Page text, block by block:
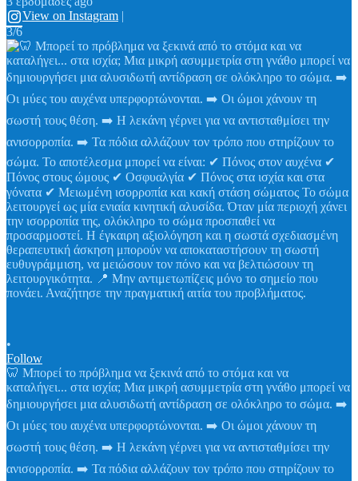
View on Instagram |
3/6
•
Follow
🦷 Μπορεί το πρόβλημα να ξεκινά από το στόμα και να
καταλήγει... στα ισχία; Μια μικρή ασυμμετρία στη γνάθο μπορεί να
δημιουργήσει μια αλυσιδωτή αντίδραση σε ολόκληρο το σώμα. ➡️
Οι μύες του αυχένα υπερφορτώνονται. ➡️ Οι ώμοι χάνουν τη
σωστή τους θέση. ➡️ Η λεκάνη γέρνει για να αντισταθμίσει την
ανισορροπία. ➡️ Τα πόδια αλλάζουν τον τρόπο που στηρίζουν το